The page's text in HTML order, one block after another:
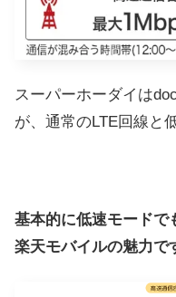
スーパーホーダイは
が、通常のLTE回線と
基本的に低速モードで
楽天モバイルの魅力で